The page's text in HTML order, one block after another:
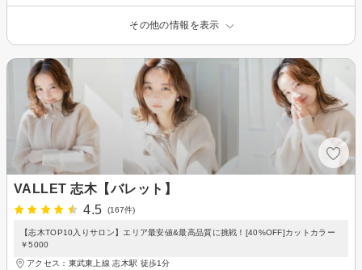
その他の情報を表示
VALLET 志木【バレット】
4.5
(167件)
【志木TOP10入りサロン】エリア最安値&最高品質に挑戦！[40%OFF]カットカラー
￥5000
アクセス：東武東上線 志木駅 徒歩1分